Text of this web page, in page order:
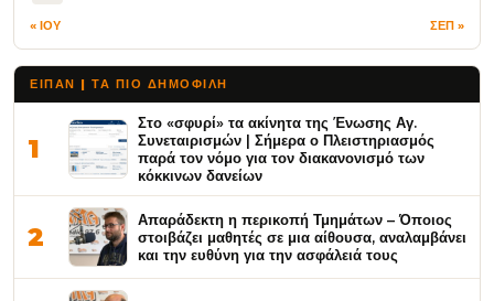
« ΙΟΥ ΣΕΠ »
ΕΙΠΑΝ | ΤΑ ΠΙΟ ΔΗΜΟΦΙΛΉ
1
Στο «σφυρί» τα ακίνητα της Ένωσης Αγ.
Συνεταιρισμών | Σήμερα ο Πλειστηριασμός
παρά τον νόμο για τον διακανονισμό των
κόκκινων δανείων
2
Απαράδεκτη η περικοπή Τμημάτων – Όποιος
στοιβάζει μαθητές σε μια αίθουσα, αναλαμβάνει
και την ευθύνη για την ασφάλειά τους